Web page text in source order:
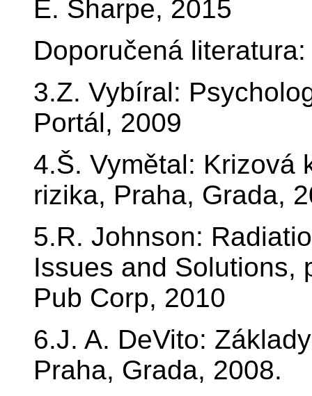
E. Sharpe, 2015
Doporučená literatura:
3.Z. Vybíral:
Portál, 2009
4.Š. Vymětal: Krizová
rizika, Praha, Grada,
5.R. Johnson:
Issues and Solutions,
Pub Corp, 2010
6.J. A. DeVito:
Praha, Grada, 2008.